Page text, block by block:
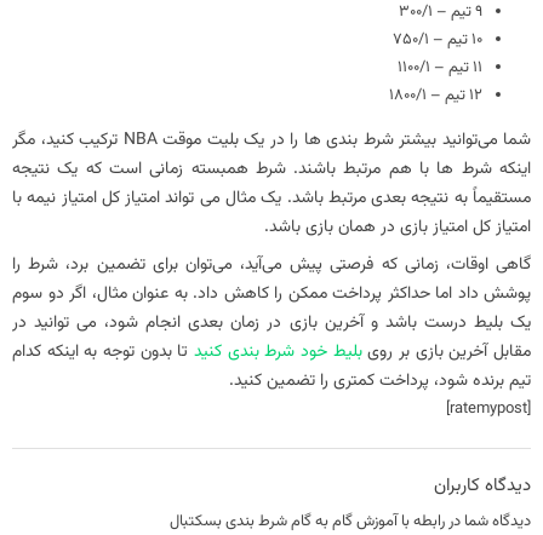
9 تیم – 300/1
10 تیم – 750/1
11 تیم – 1100/1
12 تیم – 1800/1
شما می‌توانید بیشتر شرط‌ بندی‌ ها را در یک بلیت موقت NBA ترکیب کنید، مگر
اینکه شرط‌ ها با هم مرتبط باشند. شرط همبسته زمانی است که یک نتیجه
مستقیماً به نتیجه بعدی مرتبط باشد. یک مثال می تواند امتیاز کل امتیاز نیمه با
امتیاز کل امتیاز بازی در همان بازی باشد.
گاهی اوقات، زمانی که فرصتی پیش می‌آید، می‌توان برای تضمین برد، شرط را
پوشش داد اما حداکثر پرداخت ممکن را کاهش داد. به عنوان مثال، اگر دو سوم
یک بلیط درست باشد و آخرین بازی در زمان بعدی انجام شود، می توانید در
مقابل آخرین بازی بر رویبلیط خود شرط بندی کنید تا بدون توجه به اینکه کدام
تیم برنده شود، پرداخت کمتری را تضمین کنید.
[ratemypost]
دیدگاه کاربران
دیدگاه شما در رابطه با آموزش گام به گام شرط بندی بسکتبال